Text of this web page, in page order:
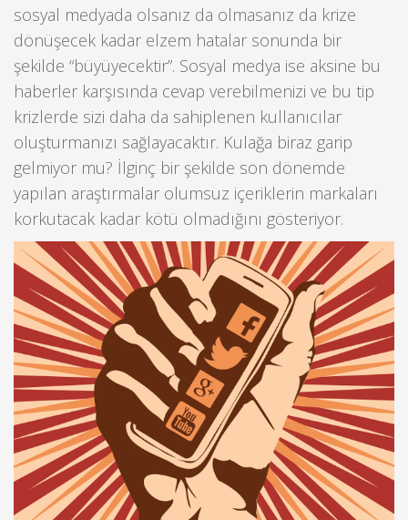
sosyal medyada olsanız da olmasanız da krize
dönüşecek kadar elzem hatalar sonunda bir
şekilde “büyüyecektir”. Sosyal medya ise aksine bu
haberler karşısında cevap verebilmenizi ve bu tip
krizlerde sizi daha da sahiplenen kullanıcılar
oluşturmanızı sağlayacaktır. Kulağa biraz garip
gelmiyor mu? İlginç bir şekilde son dönemde
yapılan araştırmalar olumsuz içeriklerin markaları
korkutacak kadar kötü olmadığını gösteriyor.